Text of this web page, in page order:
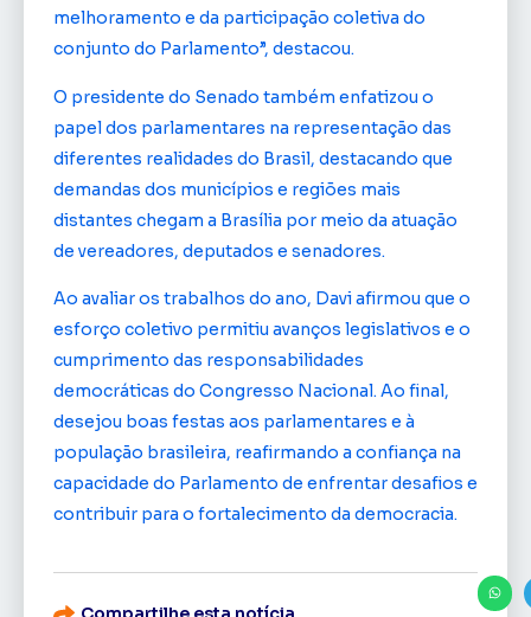
melhoramento e da participação coletiva do
conjunto do Parlamento”, destacou.
O presidente do Senado também enfatizou o
papel dos parlamentares na representação das
diferentes realidades do Brasil, destacando que
demandas dos municípios e regiões mais
distantes chegam a Brasília por meio da atuação
de vereadores, deputados e senadores.
Ao avaliar os trabalhos do ano, Davi afirmou que o
esforço coletivo permitiu avanços legislativos e o
cumprimento das responsabilidades
democráticas do Congresso Nacional. Ao final,
desejou boas festas aos parlamentares e à
população brasileira, reafirmando a confiança na
capacidade do Parlamento de enfrentar desafios e
contribuir para o fortalecimento da democracia.